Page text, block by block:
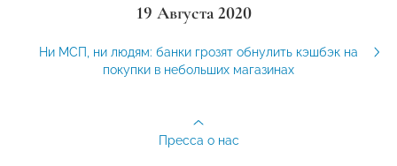
19 Августа 2020
Ни МСП, ни людям: банки грозят обнулить кэшбэк на
покупки в небольших магазинах
Пресса о нас